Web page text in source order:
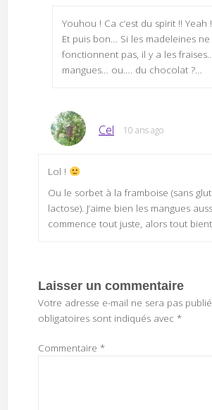
Youhou ! Ca c’est du spirit !! Yeah !
Et puis bon… Si les madeleines ne
fonctionnent pas, il y a les
mangues… ou…. du chocolat ?…
Cel 10 ans ago
Lol !
Ou le sorbet à la framboise (sans
lactose). J’aime bien les mangues
commence tout juste, alors tout
Laisser un commentaire
Votre adresse e-mail ne sera pas
obligatoires sont indiqués avec *
Commentaire *